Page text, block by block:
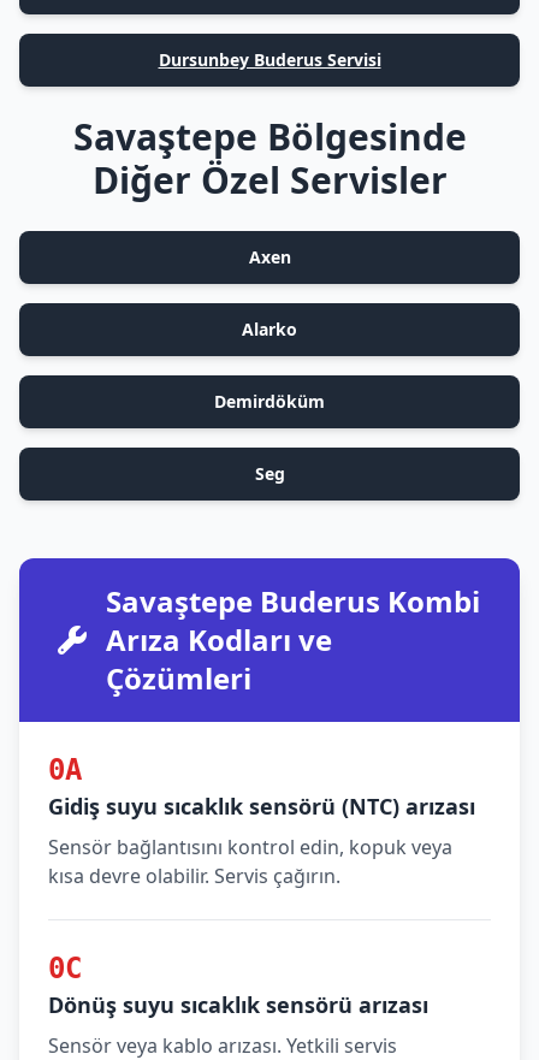
Dursunbey Buderus Servisi
Savaştepe Bölgesinde
Diğer Özel Servisler
Axen
Alarko
Demirdöküm
Seg
Savaştepe Buderus Kombi
Arıza Kodları ve
Çözümleri
0A
Gidiş suyu sıcaklık sensörü (NTC) arızası
Sensör bağlantısını kontrol edin, kopuk veya
kısa devre olabilir. Servis çağırın.
0C
Dönüş suyu sıcaklık sensörü arızası
Sensör veya kablo arızası. Yetkili servis